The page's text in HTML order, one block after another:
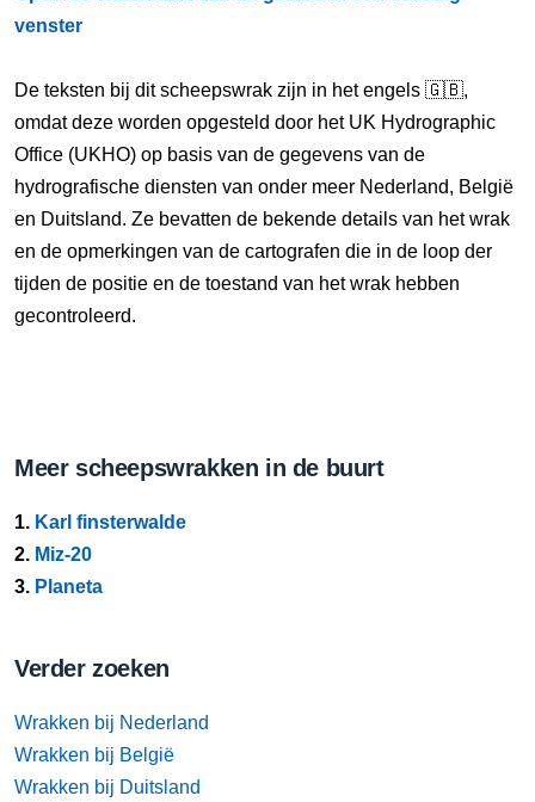
venster
De teksten bij dit scheepswrak zijn in het engels 🇬🇧,
omdat deze worden opgesteld door het UK Hydrographic
Office (UKHO) op basis van de gegevens van de
hydrografische diensten van onder meer Nederland, België
en Duitsland. Ze bevatten de bekende details van het wrak
en de opmerkingen van de cartografen die in de loop der
tijden de positie en de toestand van het wrak hebben
gecontroleerd.
Meer scheepswrakken in de buurt
1. Karl finsterwalde
2. Miz-20
3. Planeta
Verder zoeken
Wrakken bij Nederland
Wrakken bij België
Wrakken bij Duitsland